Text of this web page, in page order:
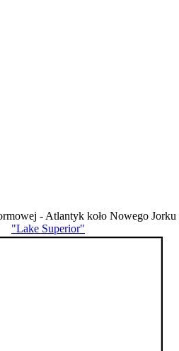
- Atlantyk koło Nowego
"Lake Superior"